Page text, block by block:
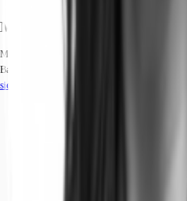
Marktinformationen
Mietmarkt
Bahnhofsviertel, Frankfurt am Main
siehe